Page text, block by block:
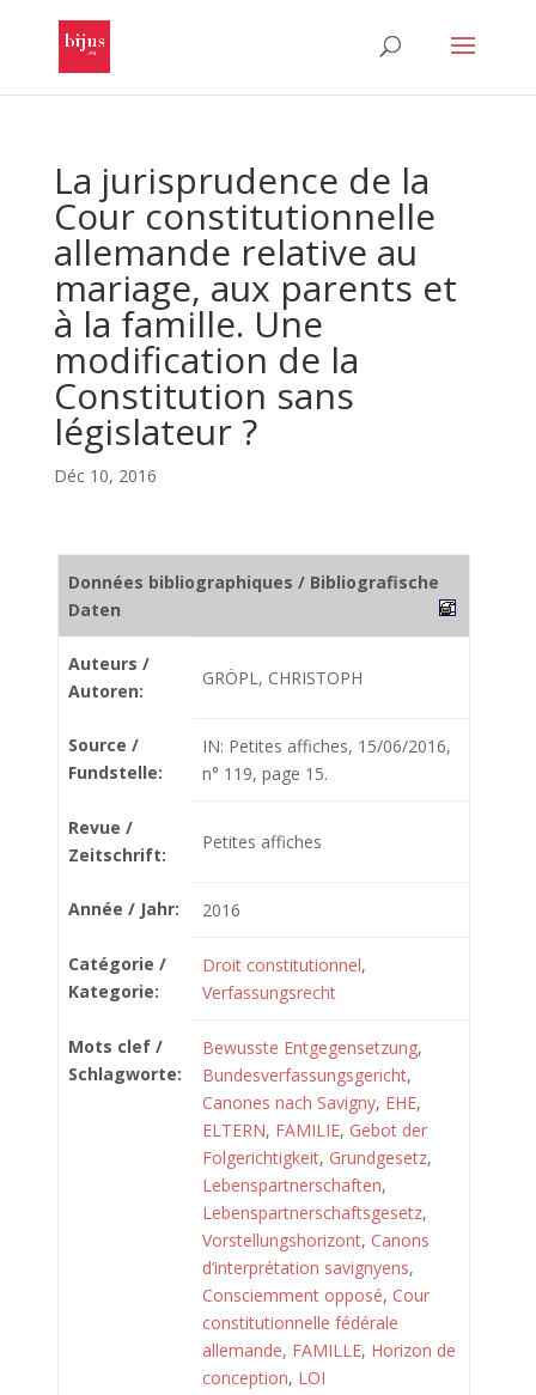
La jurisprudence de la
Cour constitutionnelle
allemande relative au
mariage, aux parents et
à la famille. Une
modification de la
Constitution sans
législateur ?
Déc 10, 2016
Données bibliographiques / Bibliografische
Daten
Auteurs /
Autoren:
GRÖPL, CHRISTOPH
Source /
Fundstelle:
IN: Petites affiches, 15/06/2016,
n° 119, page 15.
Revue /
Zeitschrift:
Petites affiches
Année / Jahr: 2016
Catégorie /
Kategorie:
Droit constitutionnel,
Verfassungsrecht
Mots clef /
Schlagworte:
Bewusste Entgegensetzung,
Bundesverfassungsgericht,
Canones nach Savigny, EHE,
ELTERN, FAMILIE, Gebot der
Folgerichtigkeit, Grundgesetz,
Lebenspartnerschaften,
Lebenspartnerschaftsgesetz,
Vorstellungshorizont, Canons
d’interprétation savignyens,
Consciemment opposé, Cour
constitutionnelle fédérale
allemande, FAMILLE, Horizon de
conception, LOI